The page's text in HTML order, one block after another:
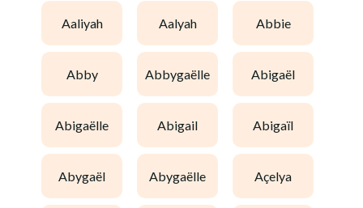
aaliyah aalyah abbie
abby abbygaëlle abigaël
abigaëlle abigail abigaïl
abygaël abygaëlle açelya